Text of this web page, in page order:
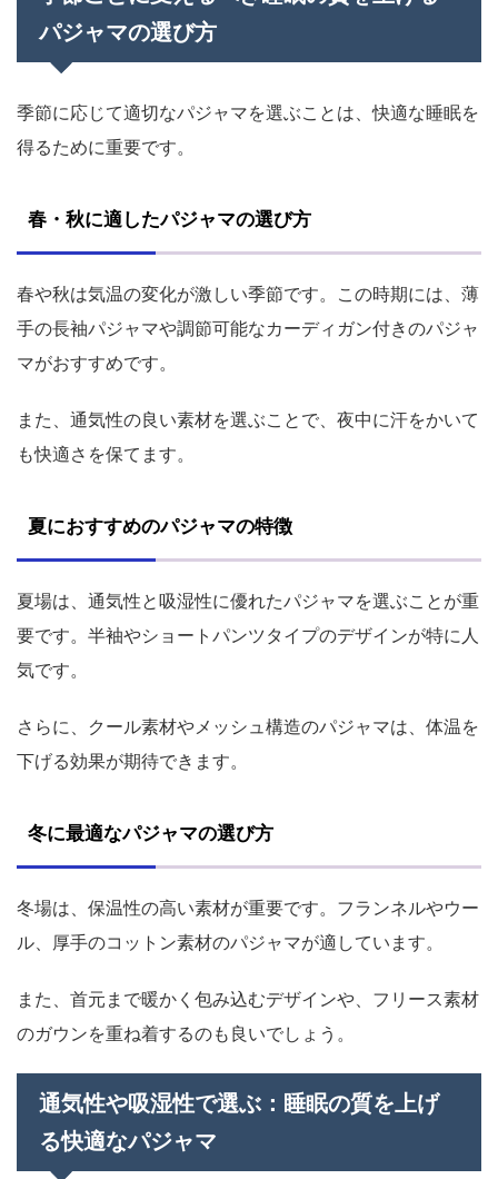
パジャマの選び方
季節に応じて適切なパジャマを選ぶことは、快適な睡眠を
得るために重要です。
春・秋に適したパジャマの選び方
春や秋は気温の変化が激しい季節です。この時期には、薄
手の長袖パジャマや調節可能なカーディガン付きのパジャ
マがおすすめです。
また、通気性の良い素材を選ぶことで、夜中に汗をかいて
も快適さを保てます。
夏におすすめのパジャマの特徴
夏場は、通気性と吸湿性に優れたパジャマを選ぶことが重
要です。半袖やショートパンツタイプのデザインが特に人
気です。
さらに、クール素材やメッシュ構造のパジャマは、体温を
下げる効果が期待できます。
冬に最適なパジャマの選び方
冬場は、保温性の高い素材が重要です。フランネルやウー
ル、厚手のコットン素材のパジャマが適しています。
また、首元まで暖かく包み込むデザインや、フリース素材
のガウンを重ね着するのも良いでしょう。
通気性や吸湿性で選ぶ：睡眠の質を上げ
る快適なパジャマ